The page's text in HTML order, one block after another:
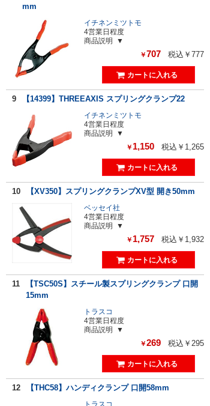
mm
イチネンミツトモ
4営業日程度
商品説明
￥707 税込￥777
9 【14399】THREEAXIS スプリングクランプ22
イチネンミツトモ
4営業日程度
商品説明
￥ 1,150 税込￥1,265
10 【XV350】スプリングクランプXV型 開き50mm
ベッセイ社
4営業日程度
商品説明
￥ 1,757 税込￥1,932
11
【TSC50S】スチール製スプリングクランプ 口開
15mm
トラスコ
4営業日程度
商品説明
￥269 税込￥295
12 【THC58】ハンディクランプ 口開58mm
トラスコ